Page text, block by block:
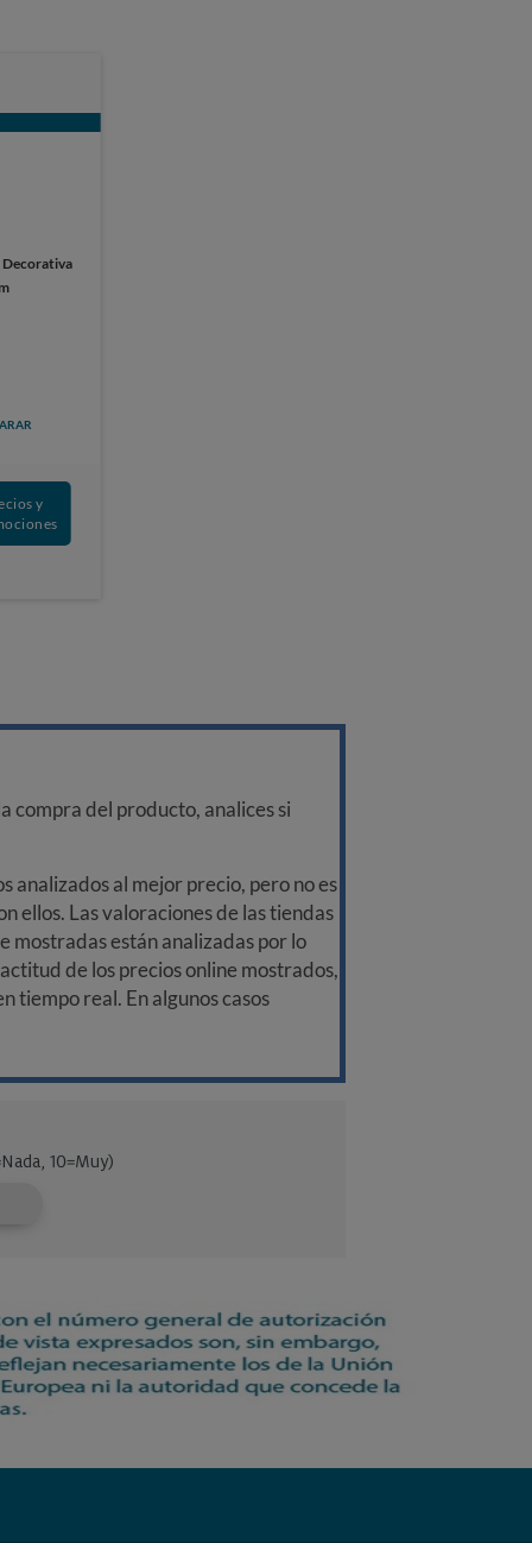
Decorativa
y
compra del producto, analices si
analizados al mejor precio, pero no es
ellos. Las valoraciones de las tiendas
mostradas están analizadas por lo
de los precios online mostrados,
tiempo real. En algunos casos